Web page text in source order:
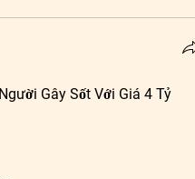
Gây Sốt Với Giá 4 Tỷ